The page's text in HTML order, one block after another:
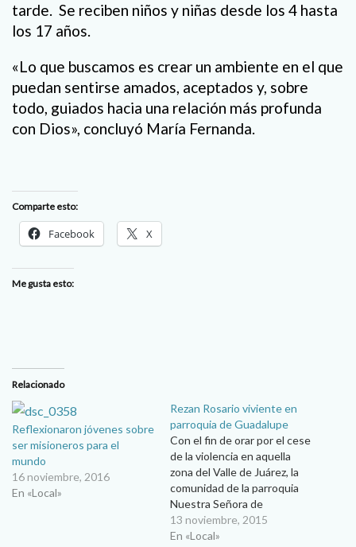
tarde. Se reciben niños y niñas desde los 4 hasta
los 17 años.
«Lo que buscamos es crear un ambiente en el que
puedan sentirse amados, aceptados y, sobre
todo, guiados hacia una relación más profunda
con Dios», concluyó María Fernanda.
Comparte esto:
Facebook X
Me gusta esto:
Relacionado
Reflexionaron jóvenes sobre
ser misioneros para el
mundo
16 noviembre, 2016
En «Local»
Rezan Rosario viviente en
parroquia de Guadalupe
Con el fin de orar por el cese
de la violencia en aquella
zona del Valle de Juárez, la
comunidad de la parroquia
Nuestra Señora de
Guadalupe y de sus capillas,
ubicadas en poblados
13 noviembre, 2015
En «Local»